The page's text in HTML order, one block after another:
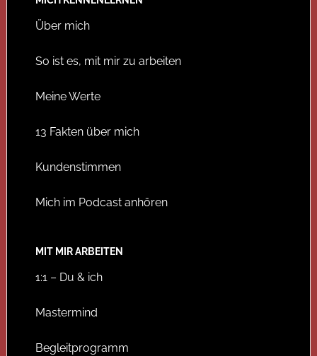
Über mich
So ist es, mit mir zu arbeiten
Meine Werte
13 Fakten über mich
Kundenstimmen
Mich im Podcast anhören
MIT MIR ARBEITEN
1:1 – Du & ich
Mastermind
Begleitprogramm